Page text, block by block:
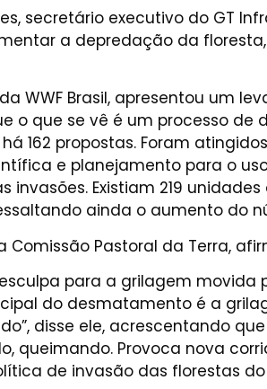
secretário executivo do GT
a depredação da
WWF Brasil, apresentou um
o que se vê é um processo
162 propostas. Foram
e planejamento para o
invasões. Existiam 219
ainda o aumento do
Comissão Pastoral da Terra,
para a grilagem
do desmatamento é a
disse ele, acrescentando
queimando. Provoca nova
de invasão das florestas